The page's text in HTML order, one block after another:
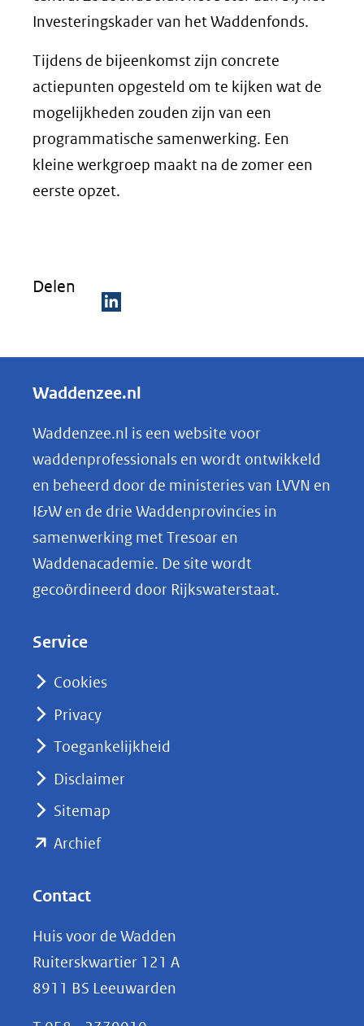
Investeringskader van het Waddenfonds.
Tijdens de bijeenkomst zijn concrete
actiepunten opgesteld om te kijken wat de
mogelijkheden zouden zijn van een
programmatische samenwerking. Een
kleine werkgroep maakt na de zomer een
eerste opzet.
Delen
e
e
n
o
p
k
e
nieuw
naar
Waddenzee.nl
Waddenzee.nl is een website voor
waddenprofessionals en wordt ontwikkeld
en beheerd door de ministeries van LVVN en
I&W en de drie Waddenprovincies in
samenwerking met Tresoar en
Waddenacademie. De site wordt
gecoördineerd door Rijkswaterstaat.
Service
Cookies
Privacy
Toegankelijkheid
Disclaimer
Sitemap
Archief(opent
(verwijst
naar
een
Contact
Huis voor de Wadden
Ruiterskwartier 121 A
8911 BS Leeuwarden